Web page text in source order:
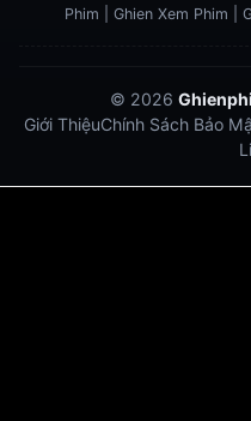
Phim | Ghien Xem Phim |
© 2026
Giới ThiệuChính Sách Bảo